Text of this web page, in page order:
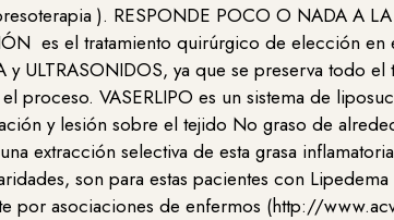
). RESPONDE POCO O NADA A LA
es el tratamiento quirúrgico de elección en
y ULTRASONIDOS, ya que se preserva todo el
proceso. VASERLIPO es un sistema de
y lesión sobre el tejido No graso de
extracción selectiva de esta grasa inflamatoria
son para estas pacientes con
por asociaciones de enfermos (http://